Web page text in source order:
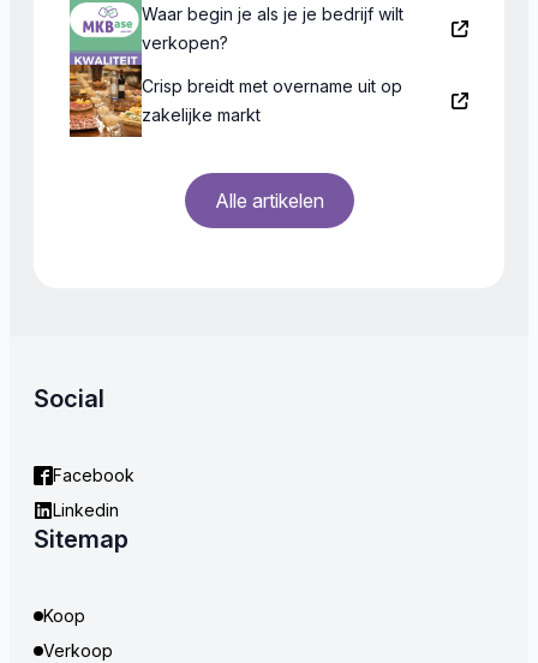
Waar begin je als je je bedrijf wilt
verkopen?
Crisp breidt met overname uit op
zakelijke markt
Alle artikelen
Social
Facebook
Linkedin
Sitemap
Koop
Verkoop